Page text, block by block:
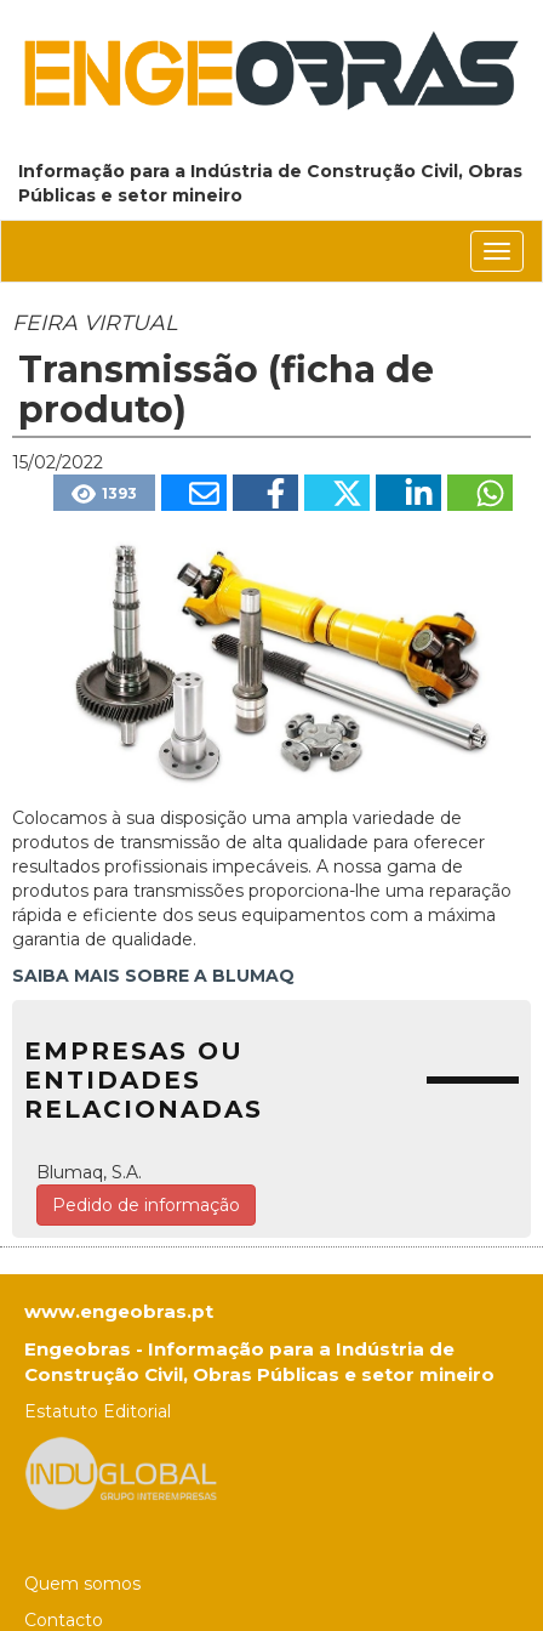
Informação para a Indústria de Construção Civil, Obras
Públicas e setor mineiro
FEIRA VIRTUAL
Transmissão (ficha de
produto)
15/02/2022
1393
Colocamos à sua disposição uma ampla variedade de
produtos de transmissão de alta qualidade para oferecer
resultados profissionais impecáveis. A nossa gama de
produtos para transmissões proporciona-lhe uma reparação
rápida e eficiente dos seus equipamentos com a máxima
garantia de qualidade.
SAIBA MAIS SOBRE A BLUMAQ
EMPRESAS OU
ENTIDADES
RELACIONADAS
Blumaq, S.A.
Pedido de informação
www.engeobras.pt
Engeobras - Informação para a Indústria de
Construção Civil, Obras Públicas e setor mineiro
Estatuto Editorial
Quem somos
Contacto